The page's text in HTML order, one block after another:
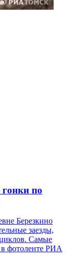
по
Березкино
заезды,
Самые
в фотоленте РИА